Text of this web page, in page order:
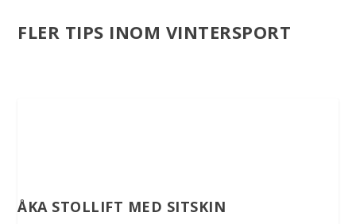
FLER TIPS INOM VINTERSPORT
ÅKA STOLLIFT MED SITSKIN